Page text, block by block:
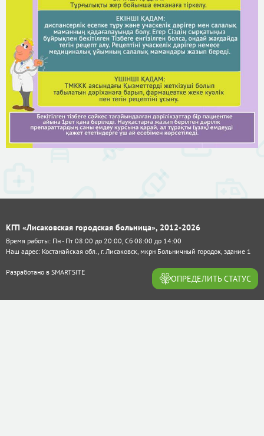
КГП «Лисаковская городская больница», 2012-2026
Время работы: Пн - Пт 08:00 до 20:00, Сб 08:00 до 14:00
Наш адрес: Костанайская обл., г. Лисаковск, мкрн Больничный городок, здание 1
Разработано в SMARTSITE
ОПРЕДЕЛИТЬ СТАТУС